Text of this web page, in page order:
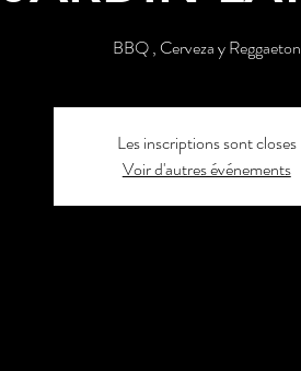
BBQ , Cerveza y Reggaeton
Les inscriptions sont closes
Voir d'autres événements